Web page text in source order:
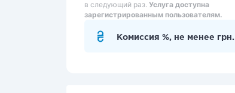
в следующий раз. Услуга доступна
зарегистрированным пользователям.
Комиссия %, не менее грн.